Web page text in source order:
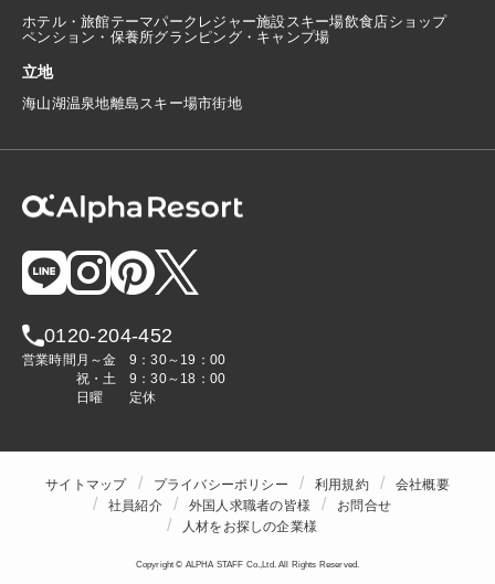
ホテル・旅館テーマパーク レジャー施設 スキー場飲食店ショップ
ペンション・保養所グランピング・キャンプ場
立地
海山湖温泉地離島 スキー場市街地
0120-204-452
営業時間 月～金
9：30～19：00
祝・土
9：30～18：00
日曜
定休
サイトマップ プライバシーポリシー 利用規約
会社概要
社員紹介
外国人求職者の皆様
お問合せ
人材をお探しの企業様
Copyright © ALPHA STAFF Co.,Ltd. All Rights Reserved.